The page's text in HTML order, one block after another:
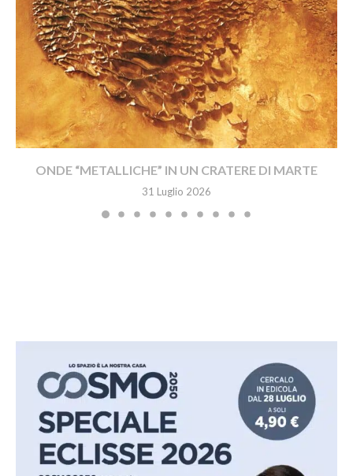
ONDE “METALLICHE” IN UN CRATERE DI MARTE
31 Luglio 2026